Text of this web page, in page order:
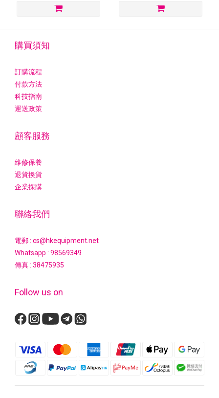
購買須知
訂購流程
付款方法
科技指南
運送政策
顧客服務
維修保養
退貨換貨
企業採購
聯絡我們
電郵 : cs@hkequipment.net
Whatsapp : 98569349
傳真 : 38475935
Follow us on